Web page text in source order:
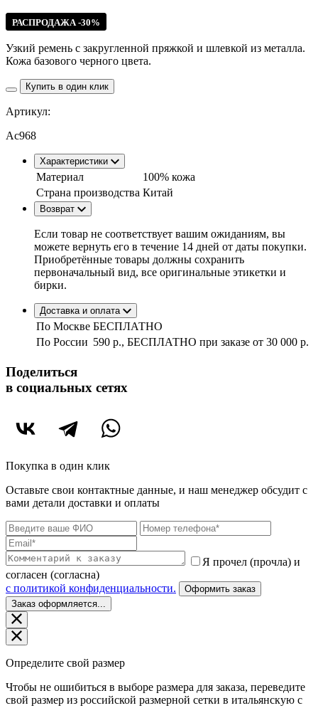
РАСПРОДАЖА -30%
Узкий ремень с закругленной пряжкой и шлевкой из металла.
Кожа базового черного цвета.
Купить в один клик
Артикул:
Ac968
Характеристики
Материал
100% кожа
Страна производства Китай
Возврат
Если товар не соответствует вашим ожиданиям, вы
можете вернуть его в течение 14 дней от даты покупки.
Приобретённые товары должны сохранить
первоначальный вид, все оригинальные этикетки и
бирки.
Доставка и оплата
По Москве БЕСПЛАТНО
По России 590 р., БЕСПЛАТНО при заказе от 30 000 р.
Поделиться
в социальных сетях
Покупка в один клик
Оставьте свои контактные данные, и наш менеджер обсудит с
вами детали доставки и оплаты
Я прочел (прочла) и
согласен (согласна)
c политикой конфиденциальности.
Оформить заказ
Заказ оформляется...
Определите свой размер
Чтобы не ошибиться в выборе размера для заказа, переведите
свой размер из российской размерной сетки в итальянскую с